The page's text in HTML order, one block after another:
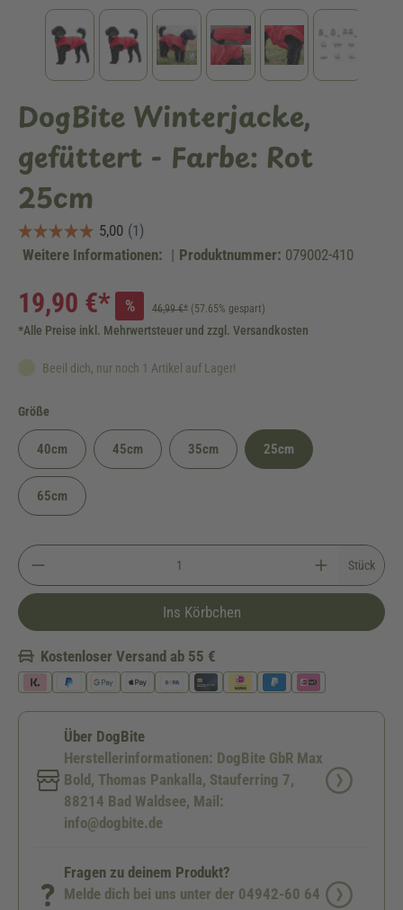
DogBite Winterjacke,
gefüttert - Farbe: Rot
25cm
Weitere Informationen: | Produktnummer: 079002-410
19,90 €* % 46,99 €* (57.65% gespart)
*Alle Preise inkl. Mehrwertsteuer und zzgl. Versandkosten
Beeil dich, nur noch 1 Artikel auf Lager!
Größe
40cm 45cm 35cm 25cm
65cm
Stück
Ins Körbchen
Kostenloser Versand ab 55 €
Über DogBite
Herstellerinformationen: DogBite GbR Max
Bold, Thomas Pankalla, Stauferring 7,
88214 Bad Waldsee, Mail:
info@dogbite.de
Fragen zu deinem Produkt?
Melde dich bei uns unter der 04942-60 64